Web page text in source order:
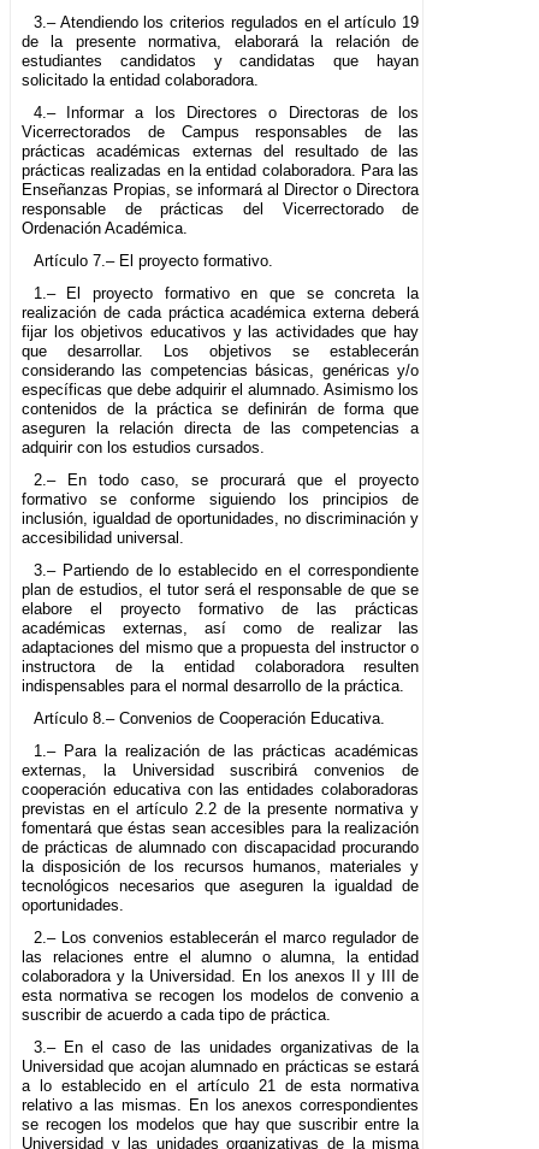
3.– Atendiendo los criterios regulados en el artículo 19
de la presente normativa, elaborará la relación de
estudiantes candidatos y candidatas que hayan
solicitado la entidad colaboradora.
4.– Informar a los Directores o Directoras de los
Vicerrectorados de Campus responsables de las
prácticas académicas externas del resultado de las
prácticas realizadas en la entidad colaboradora. Para las
Enseñanzas Propias, se informará al Director o Directora
responsable de prácticas del Vicerrectorado de
Ordenación Académica.
Artículo 7.– El proyecto formativo.
1.– El proyecto formativo en que se concreta la
realización de cada práctica académica externa deberá
fijar los objetivos educativos y las actividades que hay
que desarrollar. Los objetivos se establecerán
considerando las competencias básicas, genéricas y/o
específicas que debe adquirir el alumnado. Asimismo los
contenidos de la práctica se definirán de forma que
aseguren la relación directa de las competencias a
adquirir con los estudios cursados.
2.– En todo caso, se procurará que el proyecto
formativo se conforme siguiendo los principios de
inclusión, igualdad de oportunidades, no discriminación y
accesibilidad universal.
3.– Partiendo de lo establecido en el correspondiente
plan de estudios, el tutor será el responsable de que se
elabore el proyecto formativo de las prácticas
académicas externas, así como de realizar las
adaptaciones del mismo que a propuesta del instructor o
instructora de la entidad colaboradora resulten
indispensables para el normal desarrollo de la práctica.
Artículo 8.– Convenios de Cooperación Educativa.
1.– Para la realización de las prácticas académicas
externas, la Universidad suscribirá convenios de
cooperación educativa con las entidades colaboradoras
previstas en el artículo 2.2 de la presente normativa y
fomentará que éstas sean accesibles para la realización
de prácticas de alumnado con discapacidad procurando
la disposición de los recursos humanos, materiales y
tecnológicos necesarios que aseguren la igualdad de
oportunidades.
2.– Los convenios establecerán el marco regulador de
las relaciones entre el alumno o alumna, la entidad
colaboradora y la Universidad. En los anexos II y III de
esta normativa se recogen los modelos de convenio a
suscribir de acuerdo a cada tipo de práctica.
3.– En el caso de las unidades organizativas de la
Universidad que acojan alumnado en prácticas se estará
a lo establecido en el artículo 21 de esta normativa
relativo a las mismas. En los anexos correspondientes
se recogen los modelos que hay que suscribir entre la
Universidad y las unidades organizativas de la misma